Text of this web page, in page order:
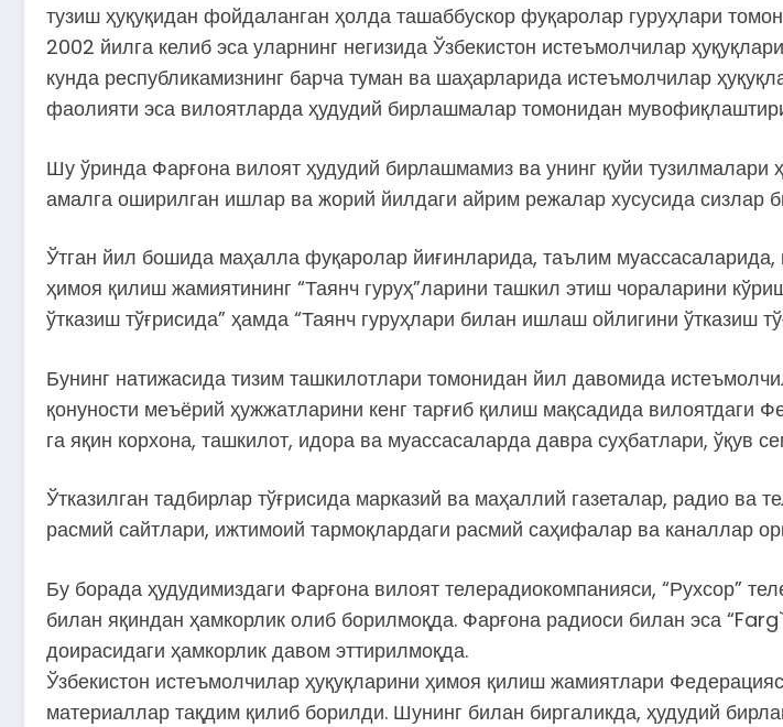
тузиш ҳуқуқидан фойдаланган ҳолда ташаббускор фуқаролар гуруҳлари
2002 йилга келиб эса уларнинг негизида Ўзбекистон истеъмолчилар
кунда республикамизнинг барча туман ва шаҳарларида истеъмолчилар
фаолияти эса вилоятларда ҳудудий бирлашмалар томонидан
Шу ўринда Фарғона вилоят ҳудудий бирлашмамиз ва унинг қуйи
амалга оширилган ишлар ва жорий йилдаги айрим режалар хусусида сизлар
Ўтган йил бошида маҳалла фуқаролар йиғинларида, таълим
ҳимоя қилиш жамиятининг “Таянч гуруҳ”ларини ташкил этиш чораларини
ўтказиш тўғрисида” ҳамда “Таянч гуруҳлари билан ишлаш ойлигини ўтказиш
Бунинг натижасида тизим ташкилотлари томонидан йил давомида
қонуности меъёрий ҳужжатларини кенг тарғиб қилиш мақсадида вилоятдаги
га яқин корхона, ташкилот, идора ва муассасаларда давра суҳбатлари,
Ўтказилган тадбирлар тўғрисида марказий ва маҳаллий газеталар, радио
расмий сайтлари, ижтимоий тармоқлардаги расмий саҳифалар ва каналлар
Бу борада ҳудудимиздаги Фарғона вилоят телерадиокомпанияси, “Рухсор”
билан яқиндан ҳамкорлик олиб борилмоқда. Фарғона радиоси билан эса
доирасидаги ҳамкорлик давом эттирилмоқда.
Ўзбекистон истеъмолчилар ҳуқуқларини ҳимоя қилиш жамиятлари
материаллар тақдим қилиб борилди. Шунинг билан биргаликда, ҳудудий